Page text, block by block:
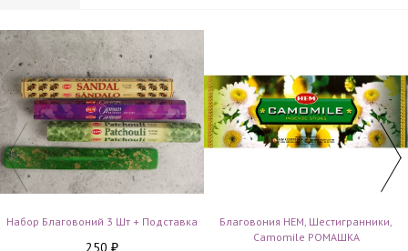
Набор Благовоний 3 Шт + Подставка
250 ₽
Благовония HEM, Шестигранники,
Camomile РОМАШКА